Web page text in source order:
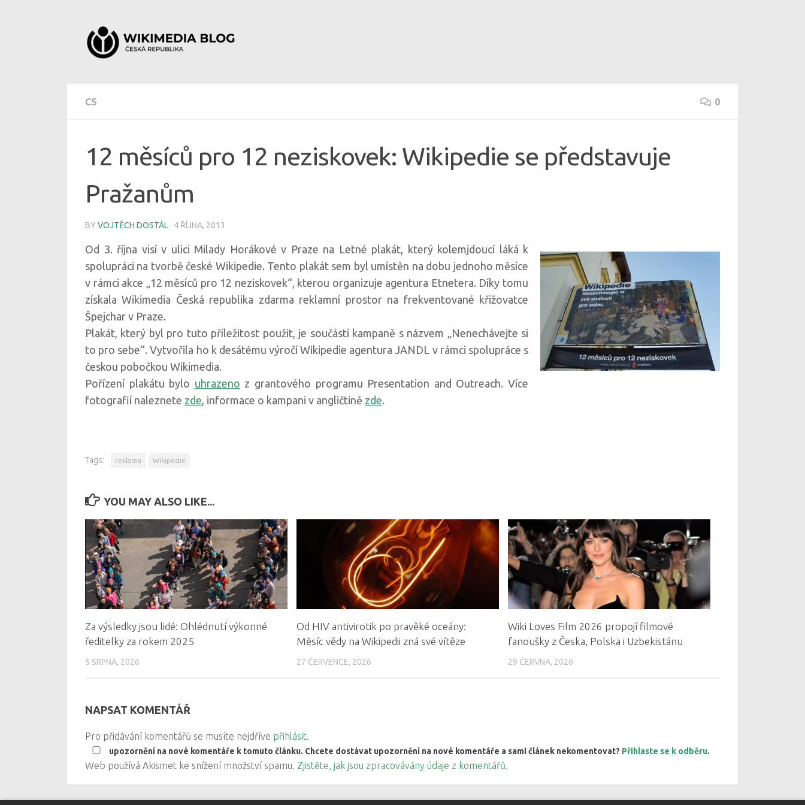
CS 0
12 měsíců pro 12 neziskovek: Wikipedie se představuje
Pražanům
BY VOJTĚCH DOSTÁL · 4 ŘÍJNA, 2013
Od 3. října visí v ulici Milady Horákové v Praze na Letné plakát, který kolemjdoucí láká k
spolupráci na tvorbě české Wikipedie. Tento plakát sem byl umístěn na dobu jednoho měsíce
v rámci akce „12 měsíců pro 12 neziskovek“, kterou organizuje agentura Etnetera. Díky tomu
získala Wikimedia Česká republika zdarma reklamní prostor na frekventované křižovatce
Špejchar v Praze.
Plakát, který byl pro tuto příležitost použit, je součástí kampaně s názvem „Nenechávejte si
to pro sebe“. Vytvořila ho k desátému výročí Wikipedie agentura JANDL v rámci spolupráce s
českou pobočkou Wikimedia.
Pořízení plakátu bylo uhrazeno z grantového programu Presentation and Outreach. Více
fotografií naleznete zde , informace o kampani v angličtině zde.
Tags: reklama Wikipedie
YOU MAY ALSO LIKE...
Za výsledky jsou lidé: Ohlédnutí výkonné
ředitelky za rokem 2025
5 SRPNA, 2026
Od HIV antivirotik po pravěké oceány:
Měsíc vědy na Wikipedii zná své vítěze
27 ČERVENCE, 2026
Wiki Loves Film 2026 propojí filmové
fanoušky z Česka, Polska i Uzbekistánu
29 ČERVNA, 2026
NAPSAT KOMENTÁŘ
Pro přidávání komentářů se musíte nejdříve přihlásit.
upozornění na nové komentáře k tomuto článku. Chcete dostávat upozornění na nové komentáře a sami článek nekomentovat? Přihlaste se k odběru.
Web používá Akismet ke snížení množství spamu. Zjistěte, jak jsou zpracovávány údaje z komentářů.